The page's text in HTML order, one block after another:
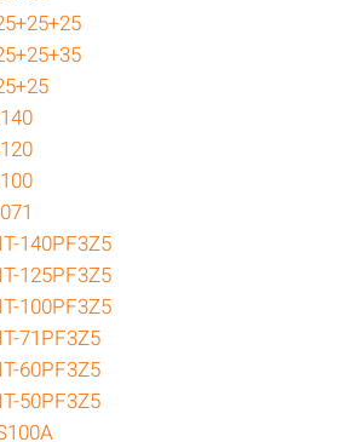
140PF3Z5
125PF3Z5
100PF3Z5
71PF3Z5
60PF3Z5
50PF3Z5